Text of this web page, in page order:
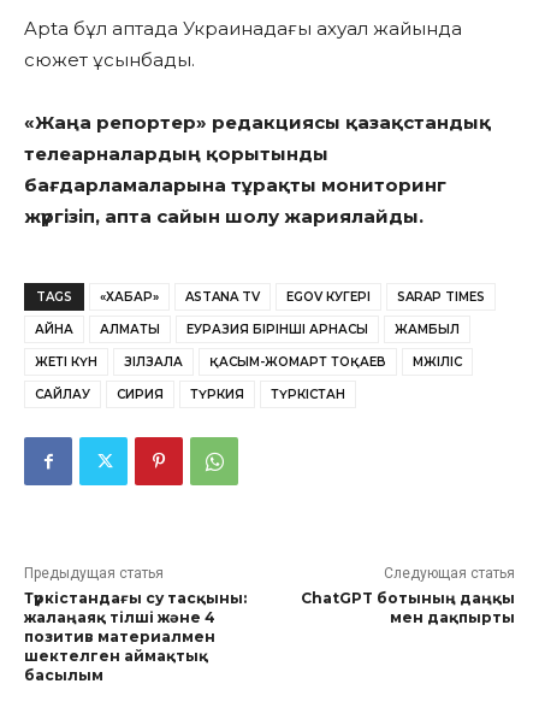
Apta бұл аптада Украинадағы ахуал жайында
сюжет ұсынбады.
«Жаңа репортер» редакциясы қазақстандық
телеарналардың қорытынды
бағдарламаларына тұрақты мониторинг
жүргізіп, апта сайын шолу жариялайды.
TAGS «ХАБАР» ASTANA TV EGOV КУӘГЕРІ SARAP TIMES
АЙНА АЛМАТЫ ЕУРАЗИЯ БІРІНШІ АРНАСЫ ЖАМБЫЛ
ЖЕТІ КҮН ЗІЛЗАЛА ҚАСЫМ-ЖОМАРТ ТОҚАЕВ МӘЖІЛІС
САЙЛАУ СИРИЯ ТҮРКИЯ ТҮРКІСТАН
Предыдущая статья
Түркістандағы су тасқыны:
жалаңаяқ тілші және 4
позитив материалмен
шектелген аймақтық
басылым
Следующая статья
ChatGPT ботының даңқы
мен дақпырты